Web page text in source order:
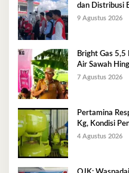
dan Distribusi
9 Agustus 2026
Bright Gas 5,5
Air Sawah
Kg
7 Agustus 2026
Pertamina
Kg, Kondisi
Berlangsung
4 Agustus 2026